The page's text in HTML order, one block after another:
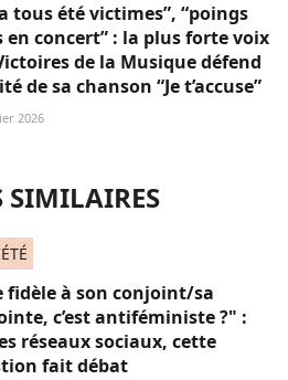
tous été victimes”, “poings
en concert” : la plus forte voix
de la Musique défend
de sa chanson “Je t’accuse”
2026
SIMILAIRES
fidèle à son conjoint/sa
c’est antiféministe ?" :
réseaux sociaux, cette
fait débat